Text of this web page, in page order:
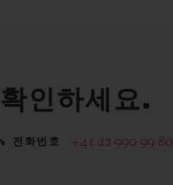
인하세요.
전화번호 +41 22 990 99 80